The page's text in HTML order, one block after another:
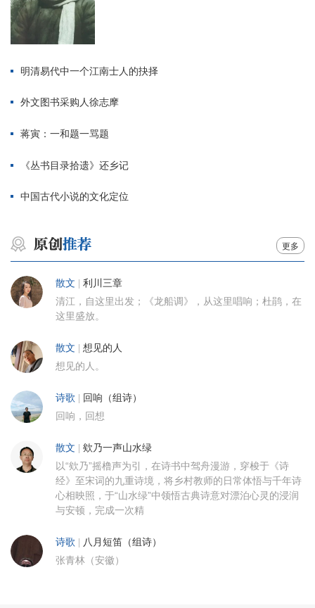
明清易代中一个江南士人的抉择
外文图书采购人徐志摩
蒋寅：一和题一骂题
《丛书目录拾遗》还乡记
中国古代小说的文化定位
更多
散文 利川三章
清江，自这里出发；《龙船调》，从这里唱响；杜鹃，在
这里盛放。
散文 想见的人
想见的人。
诗歌 回响（组诗）
回响，回想
散文 欸乃一声山水绿
以“欸乃”摇橹声为引，在诗书中驾舟漫游，穿梭于《诗
经》至宋词的九重诗境，将乡村教师的日常体悟与千年诗
心相映照，于“山水绿”中领悟古典诗意对漂泊心灵的浸润
与安顿，完成一次精
诗歌 八月短笛（组诗）
张青林（安徽）